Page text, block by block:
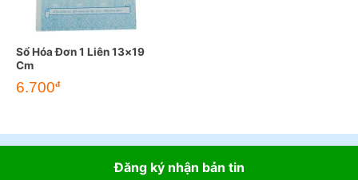
Sổ Hóa Đơn 1 Liên 13×19
Cm
6.700đ
Đăng ký nhận bản tin